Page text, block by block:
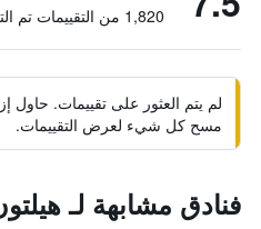
1,820 من التقييمات تم التحقق منها
لم يتم العثور على تقييمات. حاول
مسح كل شيء لعرض التقييمات.
فنادق مشابهة لـ